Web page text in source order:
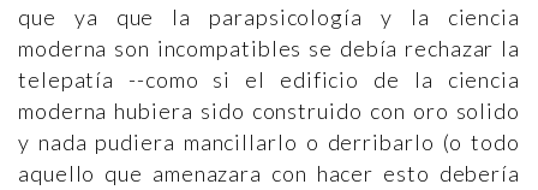
que ya que la parapsicología y la ciencia
moderna son incompatibles se debía rechazar la
telepatía --como si el edificio de la ciencia
moderna hubiera sido construido con oro solido
y nada pudiera mancillarlo o derribarlo (o todo
aquello que amenazara con hacer esto debería